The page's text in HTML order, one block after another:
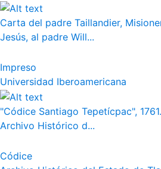
Carta del padre Taillandier,
Jesús, al padre Will...
Impreso
Universidad Iberoamericana
"Códice Santiago Tepetícpac",
Archivo Histórico d...
Códice